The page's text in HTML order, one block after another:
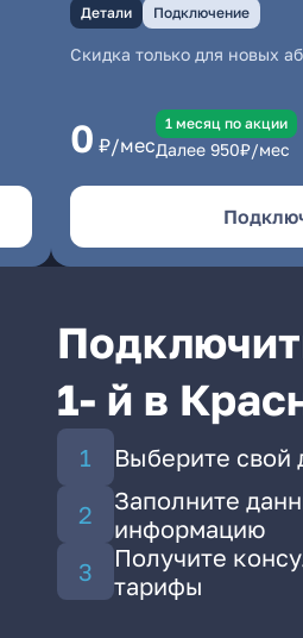
Детали Подключение
Скидка только для новых
0 ₽/мес
1 месяц по акции
Далее 950₽/мес
1- й в
Выберите свой
Заполните
информацию
Получите
тарифы